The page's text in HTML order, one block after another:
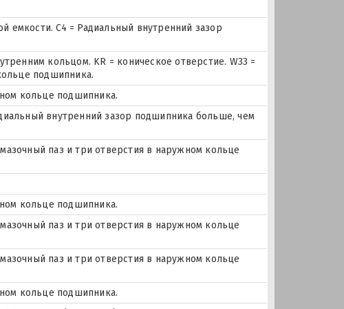
C4 = Радиальный внутренний зазор
кольцом. KR = коническое отверстие. W33 =
подшипника.
кольце подшипника.
внутренний зазор подшипника больше, чем
паз и три отверстия в наружном кольце
кольце подшипника.
паз и три отверстия в наружном кольце
паз и три отверстия в наружном кольце
кольце подшипника.